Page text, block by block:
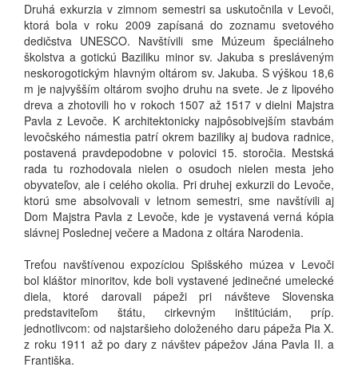
Druhá exkurzia v zimnom semestri sa uskutočnila v Levoči,
ktorá bola v roku 2009 zapísaná do zoznamu svetového
dedičstva UNESCO. Navštívili sme Múzeum špeciálneho
školstva a gotickú Baziliku minor sv. Jakuba s presláveným
neskorogotickým hlavným oltárom sv. Jakuba. S výškou 18,6
m je najvyšším oltárom svojho druhu na svete. Je z lipového
dreva a zhotovili ho v rokoch 1507 až 1517 v dielni Majstra
Pavla z Levoče. K architektonicky najpôsobivejším stavbám
levočského námestia patrí okrem baziliky aj budova radnice,
postavená pravdepodobne v polovici 15. storočia. Mestská
rada tu rozhodovala nielen o osudoch nielen mesta jeho
obyvateľov, ale i celého okolia. Pri druhej exkurzii do Levoče,
ktorú sme absolvovali v letnom semestri, sme navštívili aj
Dom Majstra Pavla z Levoče, kde je vystavená verná kópia
slávnej Poslednej večere a Madona z oltára Narodenia.
Treťou navštívenou expozíciou Spišského múzea v Levoči
bol kláštor minoritov, kde boli vystavené jedinečné umelecké
diela, ktoré darovali pápeži pri návšteve Slovenska
predstaviteľom štátu, cirkevným inštitúciám, príp.
jednotlivcom: od najstaršieho doloženého daru pápeža Pia X.
z roku 1911 až po dary z návštev pápežov Jána Pavla II. a
Františka.